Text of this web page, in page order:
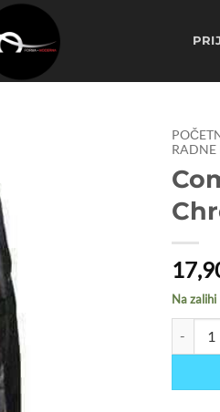
RADNE
Na zalihi